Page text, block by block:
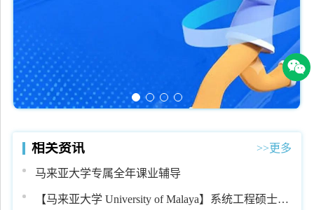
相关资讯 >>更多
马来亚大学专属全年课业辅导
【马来亚大学 University of Malaya】系统工程硕士课